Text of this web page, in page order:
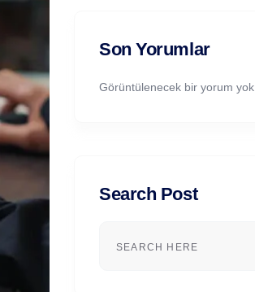
Son Yorumlar
Görüntülenecek bir yorum yok.
Search Post